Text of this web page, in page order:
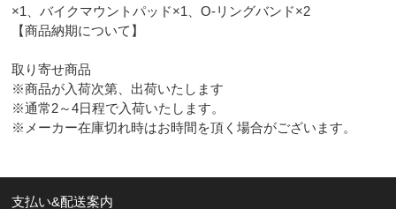
×1、バイクマウントパッド×1、O-リングバンド×2
【商品納期について】
取り寄せ商品
※商品が入荷次第、出荷いたします
※通常2～4日程で入荷いたします。
※メーカー在庫切れ時はお時間を頂く場合がございます。
支払い&配送案内